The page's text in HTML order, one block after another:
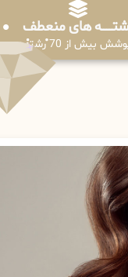
های منعطف
بیش از 70 رشته